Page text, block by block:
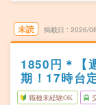
未読 掲載日 2026/
1850円＊【
期！17時台
職種未経験OK